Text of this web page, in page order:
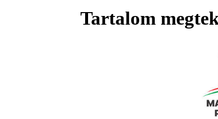
Tartalom